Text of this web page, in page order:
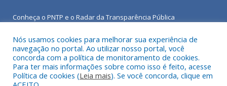
Conheça o PNTP e o Radar da Transparência Pública
Todos os direitos reservados a Câmara Municipal de Porto de
Moz.
Nós usamos cookies para melhorar sua experiência de
navegação no portal. Ao utilizar nosso portal, você
concorda com a política de monitoramento de cookies.
Para ter mais informações sobre como isso é feito, acesse
Política de cookies (Leia mais). Se você concorda, clique em